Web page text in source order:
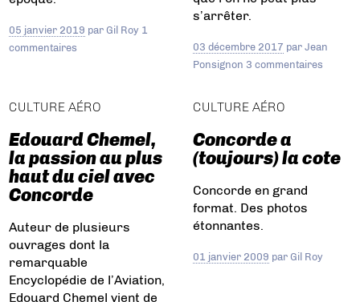
05 janvier 2019 parGil Roy 1
commentaires
s’arrêter.
03 décembre 2017 par Jean
Ponsignon 3 commentaires
CULTURE AÉRO
Edouard Chemel,
la passion au plus
haut du ciel avec
Concorde
Auteur de plusieurs
ouvrages dont la
remarquable
Encyclopédie de l’Aviation,
Edouard Chemel vient de
CULTURE AÉRO
Concorde a
(toujours) la cote
Concorde en grand
format. Des photos
étonnantes.
01 janvier 2009 par Gil Roy